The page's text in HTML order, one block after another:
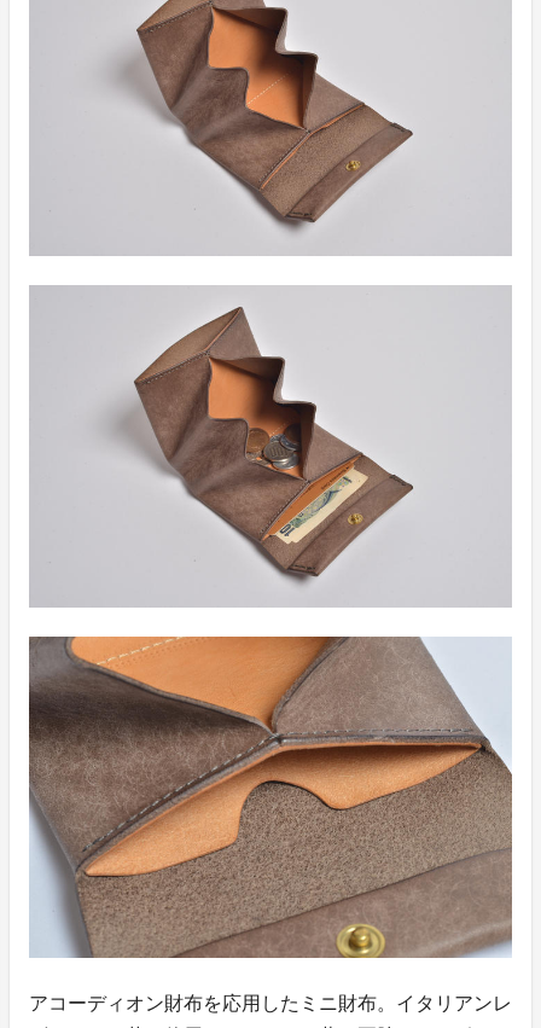
アコーディオン財布を応用したミニ財布。イタリアンレ